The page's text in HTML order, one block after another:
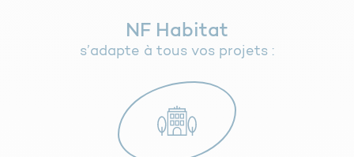
NF Habitat
s’adapte à tous vos projets :